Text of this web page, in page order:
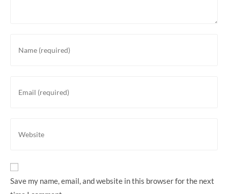
your
username
your
your
URL
Save my name, email, and website in this browser for the next